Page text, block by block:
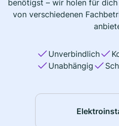
benötigst – wir holen für
von verschiedenen
Unverbindlich
Unabhängig